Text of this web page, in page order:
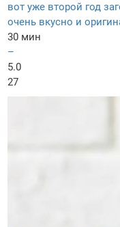
вот уже второй год
очень вкусно и
30 мин
–
5.0
27